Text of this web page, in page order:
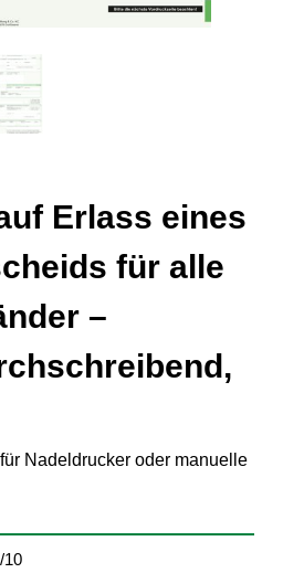
Erlass eines
für alle
–
Nadeldrucker oder manuelle
10